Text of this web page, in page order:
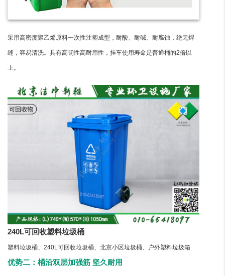
采用高密度聚乙烯原料一次性注塑成型，耐酸、耐碱、耐腐蚀，绝无焊
缝，容易清洗。具有高韧性高耐用性，挂车使用寿命是普通桶的2倍以
上。
240L可回收塑料垃圾桶
塑料垃圾桶、240L可回收垃圾桶、北京小区垃圾桶、户外塑料垃圾箱
优势二：桶沿双层加强筋 坚久耐用